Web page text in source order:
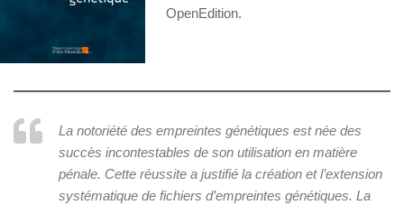
OpenEdition.
La notoriété des empreintes génétiques est née des
succès incontestables de son utilisation en matière
pénale. Cette réussite a justifié la création et l’extension
systématique de fichiers d’empreintes génétiques. La